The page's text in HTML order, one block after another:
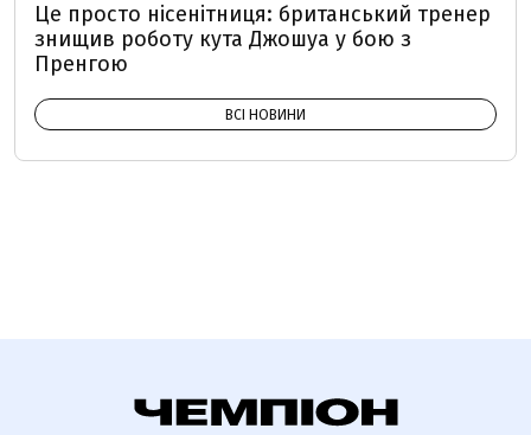
Це просто нісенітниця: британський тренер
знищив роботу кута Джошуа у бою з
Пренгою
ВСІ НОВИНИ